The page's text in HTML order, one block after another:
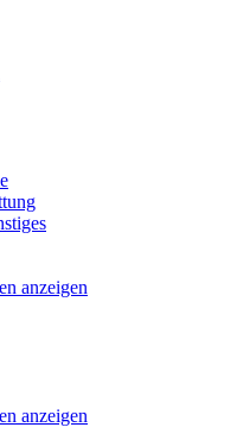
anzeigen
anzeigen